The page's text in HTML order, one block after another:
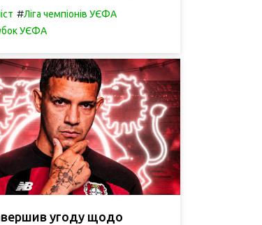
#Ліга чемпіонів УЄФА
УЄФА
угоду щодо